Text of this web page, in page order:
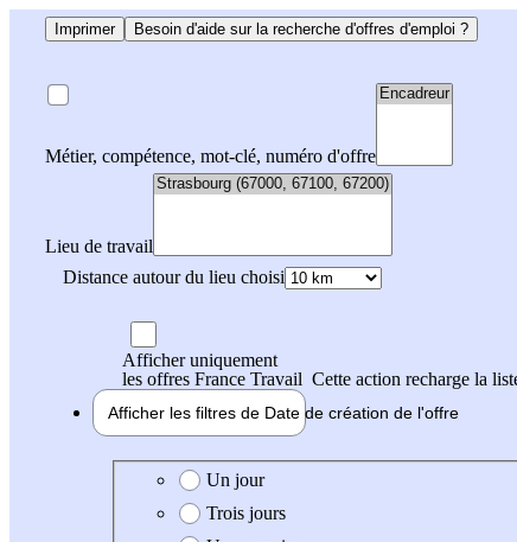
Imprimer Besoin d'aide sur la recherche d'offres d'emploi ?
Métier, compétence, mot-clé, numéro d'offre
Lieu de travail
Distance autour du lieu choisi
Afficher uniquement
les offres France Travail Cette action recharge la
Afficher les filtres de Date de création de l'offre
Date de création de l'offre
Un jour
Trois jours